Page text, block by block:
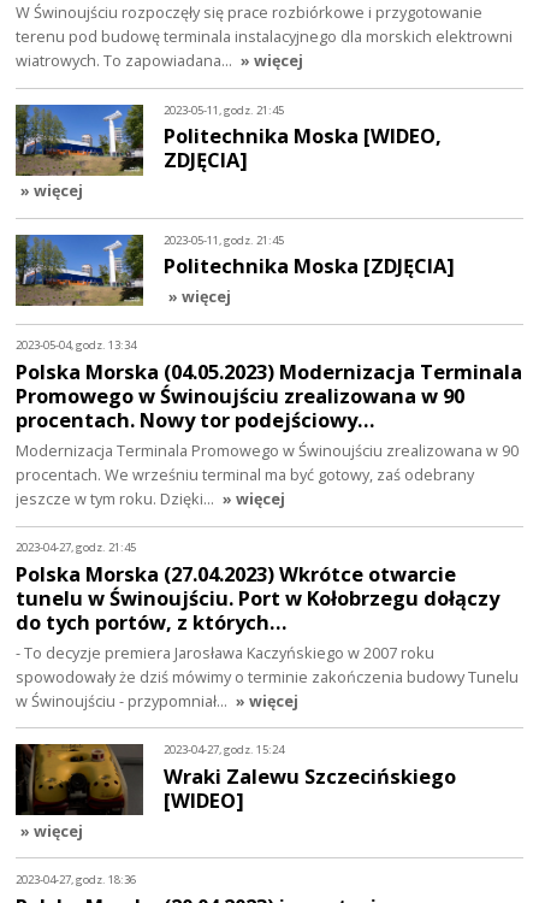
W Świnoujściu rozpoczęły się prace rozbiórkowe i przygotowanie
terenu pod budowę terminala instalacyjnego dla morskich elektrowni
wiatrowych. To zapowiadana… » więcej
2023-05-11, godz. 21:45
Politechnika Moska [WIDEO,
ZDJĘCIA]
» więcej
2023-05-11, godz. 21:45
Politechnika Moska [ZDJĘCIA]
» więcej
2023-05-04, godz. 13:34
Polska Morska (04.05.2023) Modernizacja Terminala
Promowego w Świnoujściu zrealizowana w 90
procentach. Nowy tor podejściowy…
Modernizacja Terminala Promowego w Świnoujściu zrealizowana w 90
procentach. We wrześniu terminal ma być gotowy, zaś odebrany
jeszcze w tym roku. Dzięki… » więcej
2023-04-27, godz. 21:45
Polska Morska (27.04.2023) Wkrótce otwarcie
tunelu w Świnoujściu. Port w Kołobrzegu dołączy
do tych portów, z których…
- To decyzje premiera Jarosława Kaczyńskiego w 2007 roku
spowodowały że dziś mówimy o terminie zakończenia budowy Tunelu
w Świnoujściu - przypomniał… » więcej
2023-04-27, godz. 15:24
Wraki Zalewu Szczecińskiego
[WIDEO]
» więcej
2023-04-27, godz. 18:36